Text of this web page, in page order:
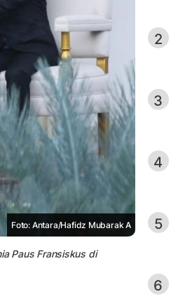
Foto: Antara/Hafidz Mubarak A
Paus Fransiskus di
2
3
4
5
6